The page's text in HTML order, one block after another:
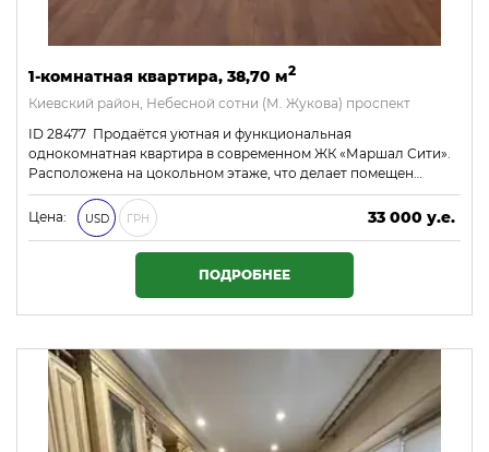
1-комнатная квартира, 38,70 м2
Киевский район, Небесной сотни (М. Жукова) проспект
ID 28477 Продаётся уютная и функциональная
однокомнатная квартира в современном ЖК «Маршал Сити».
Расположена на цокольном этаже, что делает помещен…
Цена: USD ГРН
33 000 у.е.
1 419 000 ₴
ПОДРОБНЕЕ